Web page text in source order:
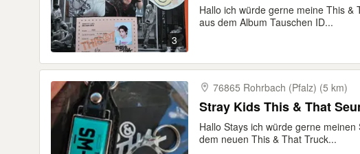
3
Hallo ich würde gerne meine This
aus dem Album Tauschen ID...
76865 Rohrbach (Pfalz) (5 km)
Stray Kids This & That
Hallo Stays ich würde gerne
dem neuen This & That Truck...